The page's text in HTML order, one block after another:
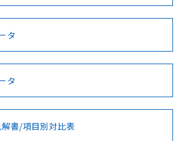
事項・凡例
Hg Cd Cr(VI)
O
タ
タ
書/項目別対比表